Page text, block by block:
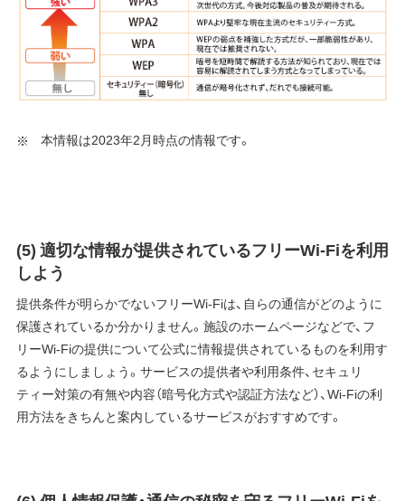
本情報は2023年2月時点の情報です。
(5) 適切な情報が提供されているフリーWi-Fiを利用
しよう
提供条件が明らかでないフリーWi-Fiは、自らの通信がどのように
保護されているか分かりません。施設のホームページなどで、フ
リーWi-Fiの提供について公式に情報提供されているものを利用す
るようにしましょう。サービスの提供者や利用条件、セキュリ
ティー対策の有無や内容（暗号化方式や認証方法など）、Wi-Fiの利
用方法をきちんと案内しているサービスがおすすめです。